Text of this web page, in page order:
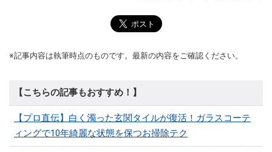
※記事内容は執筆時点のものです。最新の内容をご確認ください。
【こちらの記事もおすすめ！】
【プロ直伝】白く濁った玄関タイルが復活！ガラスコーテ
ィングで10年綺麗な状態を保つお掃除テク